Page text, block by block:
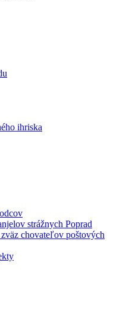
ihriska
strážnych Poprad
chovateľov poštových